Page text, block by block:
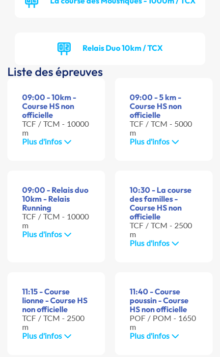
Relais Duo 10km / TCX
Liste des épreuves
09:00 - 10km -
Course HS non
officielle
TCF / TCM - 10000
m
Plus d'infos
09:00 - 5 km -
Course HS non
officielle
TCF / TCM - 5000
m
Plus d'infos
09:00 - Relais duo
10km - Relais
Running
TCF / TCM - 10000
m
Plus d'infos
10:30 - La course
des familles -
Course HS non
officielle
TCF / TCM - 2500
m
Plus d'infos
11:15 - Course
lionne - Course HS
non officielle
TCF / TCM - 2500
m
Plus d'infos
11:40 - Course
poussin - Course
HS non officielle
POF / POM - 1650
m
Plus d'infos